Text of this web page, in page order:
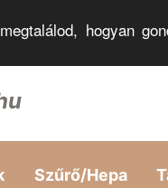
megtalálod, hogyan
Szűrő/Hepa